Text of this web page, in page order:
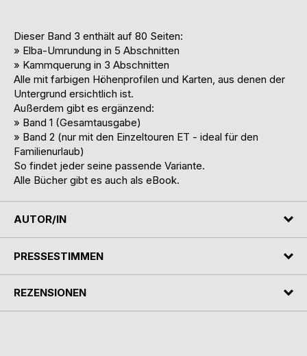
Dieser Band 3 enthält auf 80 Seiten:
» Elba-Umrundung in 5 Abschnitten
» Kammquerung in 3 Abschnitten
Alle mit farbigen Höhenprofilen und Karten, aus denen der
Untergrund ersichtlich ist.
Außerdem gibt es ergänzend:
» Band 1 (Gesamtausgabe)
» Band 2 (nur mit den Einzeltouren ET - ideal für den
Familienurlaub)
So findet jeder seine passende Variante.
Alle Bücher gibt es auch als eBook.
AUTOR/IN
PRESSESTIMMEN
REZENSIONEN